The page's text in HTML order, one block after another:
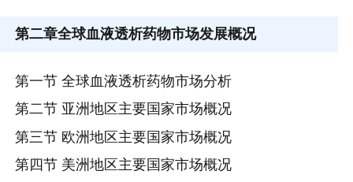
第二章全球血液透析药物市场发展概况
第一节 全球血液透析药物市场分析
第二节 亚洲地区主要国家市场概况
第三节 欧洲地区主要国家市场概况
第四节 美洲地区主要国家市场概况